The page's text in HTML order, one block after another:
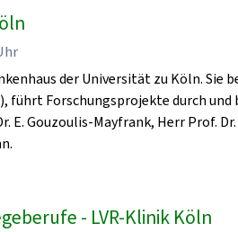
der Universität zu Köln. Sie
führt Forschungsprojekte durch
Gouzoulis-Mayfrank, Herr Prof. Dr.
- LVR-Klinik Köln